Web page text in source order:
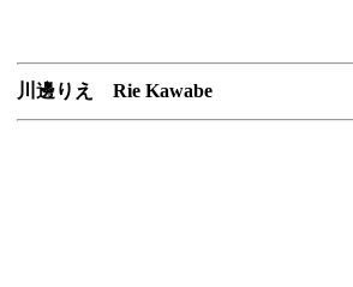
川邊りえ Rie Kawabe